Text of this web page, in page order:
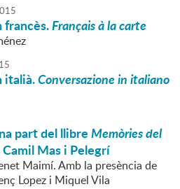
francès.Français à la carte
italià.Conversazione in italiano
part del llibreMemòries del
Camil Mas i Pelegrí
Maimí. Amb la presència de
Lopez i Miquel Vila